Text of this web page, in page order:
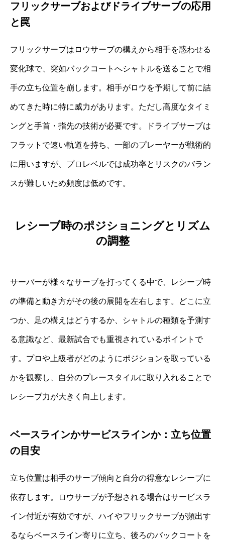
フリックサーブおよびドライブサーブの応用
と罠
フリックサーブはロウサーブの構えから相手を惑わせる
変化球で、突如バックコートへシャトルを送ることで相
手の立ち位置を崩します。相手がロウを予期して前に詰
めてきた時に特に威力があります。ただし高度なタイミ
ングと手首・指先の技術が必要です。ドライブサーブは
フラットで速い軌道を持ち、一部のプレーヤーが戦術的
に用いますが、プロレベルでは成功率とリスクのバラン
スが難しいため頻度は低めです。
レシーブ時のポジショニングとリズム
の調整
サーバーが様々なサーブを打ってくる中で、レシーブ時
の準備と動き方がその後の展開を左右します。どこに立
つか、足の構えはどうするか、シャトルの種類を予測す
る意識など、最新試合でも重視されているポイントで
す。プロや上級者がどのようにポジションを取っている
かを観察し、自分のプレースタイルに取り入れることで
レシーブ力が大きく向上します。
ベースラインかサービスラインか：立ち位置
の目安
立ち位置は相手のサーブ傾向と自分の得意なレシーブに
依存します。ロウサーブが予想される場合はサービスラ
イン付近が有効ですが、ハイやフリックサーブが頻出す
るならベースライン寄りに立ち、後ろのバックコートを